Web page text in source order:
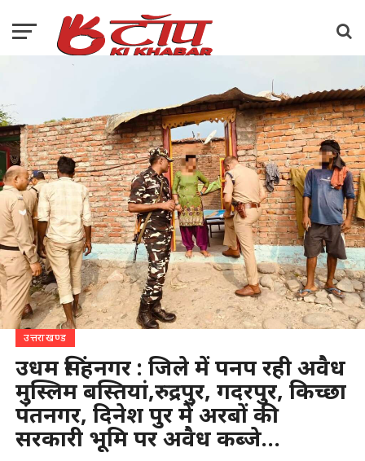
उत्तराखण्ड
उधम सिंहनगर : जिले में पनप रही अवैध
मुस्लिम बस्तियां,रुद्रपुर, गदरपुर, किच्छा
पंतनगर, दिनेश पुर में अरबों की
सरकारी भूमि पर अवैध कब्जे…